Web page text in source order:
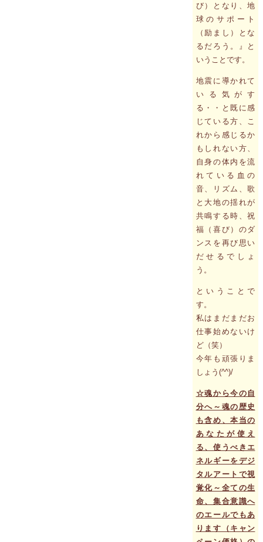
び）となり、地
球のサポート
（励まし）とな
るだろう。』と
いうことです。
地震に導かれて
いる気がす
る・・と既に感
じている方、こ
れから感じるか
もしれない方、
自身の体内を流
れている血の
音、リズム、歌
と大地の揺れが
共鳴する時、祝
福（喜び）のダ
ンスを再び思い
だせるでしょ
う。
ということで
す。
私はまだまだお
仕事始めないけ
ど（笑）
今年も頑張りま
しょう(^^)/
☆魂から今の自
分へ～魂の歴史
も含め、本当の
あなたが使え
る、使うべきエ
ネルギーをデジ
タルアートで視
覚化～全ての生
命、集合意識へ
のエールでもあ
ります（キャン